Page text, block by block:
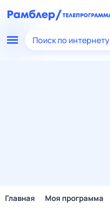
Поиск по интернету
Главная Моя программа